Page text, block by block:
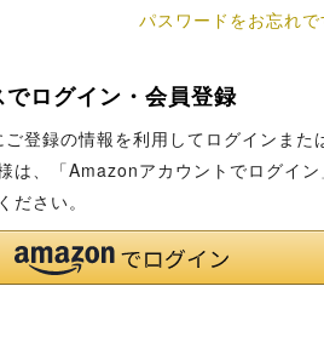
パスワードをお忘れで
ログイン・会員登録
登録の情報を利用してログインまた
は、「Amazonアカウントでログイン
ださい。